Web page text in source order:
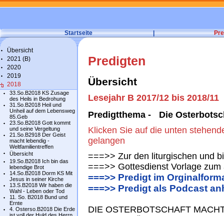
Startseite |
Übersicht
2021 (B)
2020
2019
2018
33.So.B2018 KS Zusage
des Heils in Bedrohung
31.So.B2018 Heil und
Unheil auf dem Lebensweg
85.Geb
23.So.B2018 Gott kommt
und seine Vergeltung
21.So.B2918 Der Geist
macht lebendig -
Weltfamilientreffen
Übersicht
19.So.B2018 Ich bin das
lebendige Brot
14.So.B2018 Dorm KS Mit
Jesus in seiner Kirche
13.S.B2018 Wir haben die
Wahl - Leben oder Tod
11. So. B2018 Bund und
Ernte
4. Osterso.B2018 Die Erde
Predigten
Übersicht
Lesejahr B 2017/12 bis 2018/11
Predigtthema - Die
Klicken Sie auf die unten
gelangen
===>> Zur den liturgischen und
===>> Gottesdienst Vorlage
===>> Predigt im
===>> Predigt als Podcast
DIE OSTERBOTSCHAFT